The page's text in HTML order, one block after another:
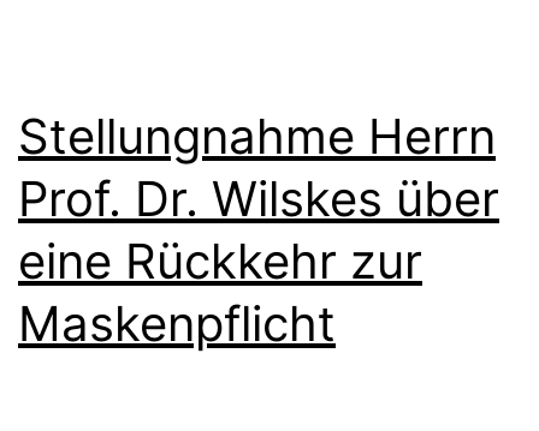
Stellungnahme Herrn
Prof. Dr. Wilskes über
eine Rückkehr zur
Maskenpflicht